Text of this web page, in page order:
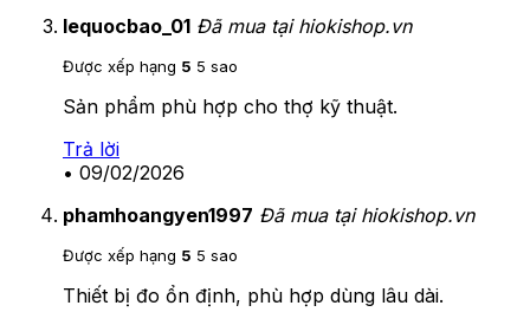
lequocbao_01 Đã mua tại hiokishop.vn
Được xếp hạng 5 5 sao
Sản phẩm phù hợp cho thợ kỹ thuật.
Trả lời
• 09/02/2026
phamhoangyen1997 Đã mua tại hiokishop.vn
Được xếp hạng 5 5 sao
Thiết bị đo ổn định, phù hợp dùng lâu dài.